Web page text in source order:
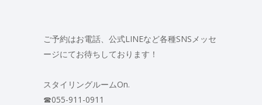
ご予約はお電話、公式LINEなど各種SNSメッセ
ージにてお待ちしております！
スタイリングルームOn.
☎︎055-911-0911